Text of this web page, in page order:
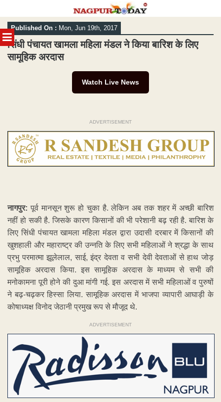
MENU
Skip
to
content
Published On : Mon, Jun 19th, 2017
सिंधी पंचायत खामला महिला मंडल ने किया बारिश के लिए
सामूहिक अरदास
Watch Live News
ADVERTISEMENT
नागपुर: पूर्व मानसून शुरू हो चुका है. लेकिन अब तक शहर में अच्छी बारिश
नहीं हो सकी है. जिसके कारण किसानों की भी परेशानी बढ़ रही है. बारिश के
लिए सिंधी पंचायत खामला महिला मंडल द्वारा उदासी दरबार में किसानों की
खुशहाली और महाराष्ट्र की उन्नति के लिए सभी महिलाओं ने श्रद्धा के साथ
प्रभु परमात्मा झूलेलाल, साई, इंद्र देवता व सभी देवी देवताओं से हाथ जोड़
सामूहिक अरदास किया. इस सामूहिक अरदास के माध्यम से सभी की
मनोकामना पूरी होने की दुआ मांगी गई. इस अरदास में सभी महिलाओं व पुरुषों
ने बढ़-चढ़कर हिस्सा लिया. सामूहिक अरदास में भाजपा व्यापारी आघाड़ी के
कोषाध्यक्ष विनोद जेठानी प्रमुख रूप से मौजूद थे.
ADVERTISEMENT